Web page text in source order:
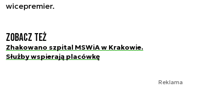
wicepremier.
Zobacz też
Zhakowano szpital MSWiA w Krakowie.
Służby wspierają placówkę
Reklama